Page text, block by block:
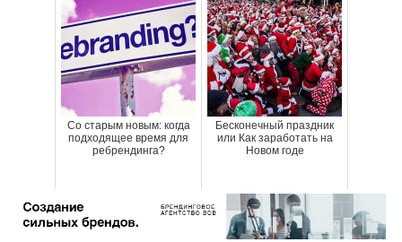
Со старым новым: когда
подходящее время для
ребрендинга?
Бесконечный праздник
или Как заработать на
Новом годе